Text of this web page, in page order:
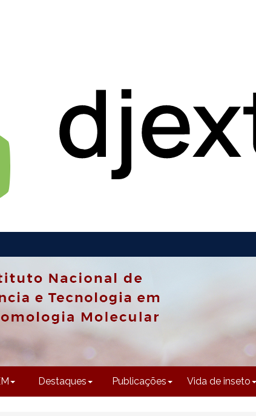
Destaques Publicações Vida de inseto